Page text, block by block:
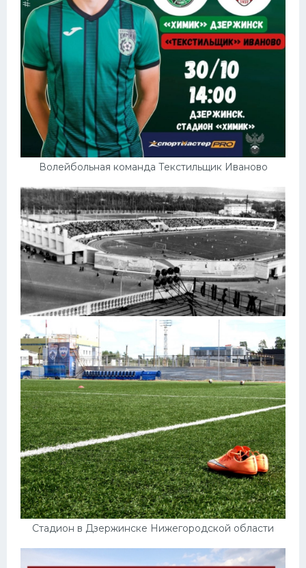
Волейбольная команда Текстильщик Иваново
Стадион в Дзержинске Нижегородской области